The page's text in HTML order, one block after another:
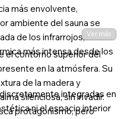
más envolvente,
ambiente del sauna se
de los infrarrojos,
más intensa desde los
integradas en
ni el espacio interior
Ver más
el contorno superior del
en la atmósfera. Su
de la madera y
silenciosa, sin invadir.
protagonismo, pero